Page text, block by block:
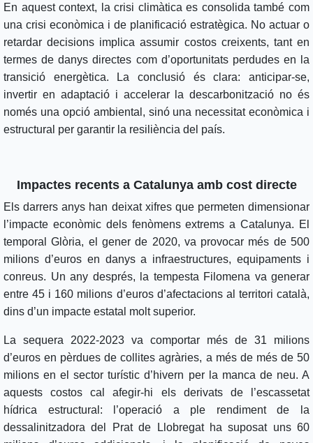
En aquest context, la crisi climàtica es consolida també com
una crisi econòmica i de planificació estratègica. No actuar o
retardar decisions implica assumir costos creixents, tant en
termes de danys directes com d’oportunitats perdudes en la
transició energètica. La conclusió és clara: anticipar-se,
invertir en adaptació i accelerar la descarbonització no és
només una opció ambiental, sinó una necessitat econòmica i
estructural per garantir la resiliència del país.
Impactes recents a Catalunya amb cost directe
Els darrers anys han deixat xifres que permeten dimensionar
l’impacte econòmic dels fenòmens extrems a Catalunya. El
temporal Glòria, el gener de 2020, va provocar més de 500
milions d’euros en danys a infraestructures, equipaments i
conreus. Un any després, la tempesta Filomena va generar
entre 45 i 160 milions d’euros d’afectacions al territori català,
dins d’un impacte estatal molt superior.
La sequera 2022-2023 va comportar més de 31 milions
d’euros en pèrdues de collites agràries, a més de més de 50
milions en el sector turístic d’hivern per la manca de neu. A
aquests costos cal afegir-hi els derivats de l’escassetat
hídrica estructural: l’operació a ple rendiment de la
dessalinitzadora del Prat de Llobregat ha suposat uns 60